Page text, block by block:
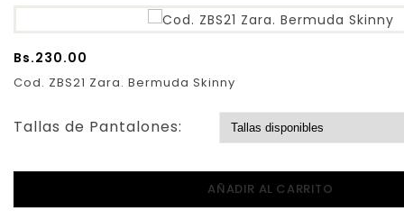
Bs.230.00
Cod. ZBS21 Zara. Bermuda Skinny
Tallas de Pantalones:
AÑADIR AL CARRITO